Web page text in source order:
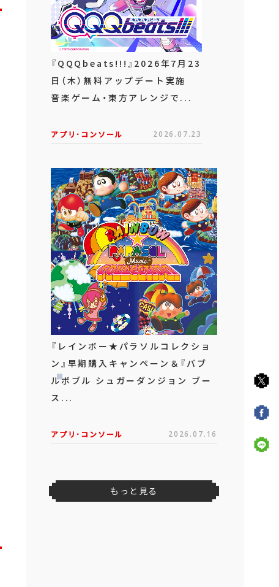
『QQQbeats!!!』2026年7月23
日（木）無料アップデート実施
音楽ゲーム・東方アレンジで...
アプリ･コンソール 2026.07.23
『レインボー★パラソルコレクショ
ン』早期購入キャンペーン＆『バブ
ルボブル シュガーダンジョン ブー
ス...
アプリ･コンソール 2026.07.16
もっと見る